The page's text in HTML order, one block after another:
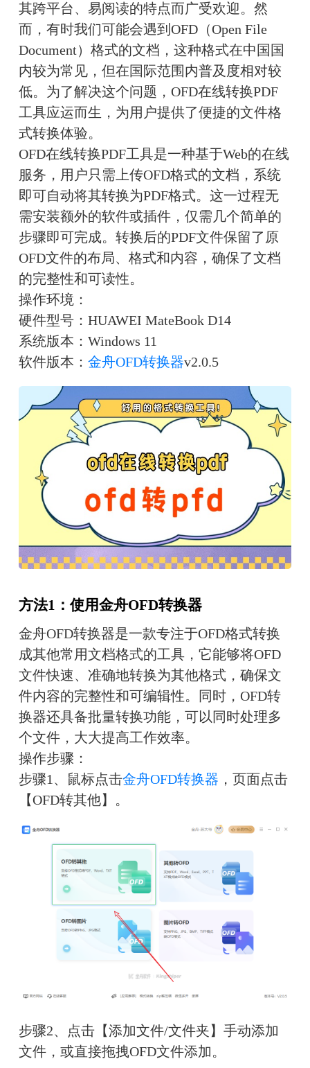
其跨平台、易阅读的特点而广受欢迎。然
而，有时我们可能会遇到OFD（Open File
Document）格式的文档，这种格式在中国国
内较为常见，但在国际范围内普及度相对较
低。为了解决这个问题，OFD在线转换PDF
工具应运而生，为用户提供了便捷的文件格
式转换体验。
OFD在线转换PDF工具是一种基于Web的在线
服务，用户只需上传OFD格式的文档，系统
即可自动将其转换为PDF格式。这一过程无
需安装额外的软件或插件，仅需几个简单的
步骤即可完成。转换后的PDF文件保留了原
OFD文件的布局、格式和内容，确保了文档
的完整性和可读性。
操作环境：
硬件型号：HUAWEI MateBook D14
系统版本：Windows 11
软件版本： 金舟OFD转换器v2.0.5
方法1：使用金舟OFD转换器
金舟OFD转换器是一款专注于OFD格式转换
成其他常用文档格式的工具，它能够将OFD
文件快速、准确地转换为其他格式，确保文
件内容的完整性和可编辑性。同时，OFD转
换器还具备批量转换功能，可以同时处理多
个文件，大大提高工作效率。
操作步骤：
步骤1、鼠标点击金舟OFD转换器 ，页面点击
【OFD转其他】。
步骤2、点击【添加文件/文件夹】手动添加
文件，或直接拖拽OFD文件添加。